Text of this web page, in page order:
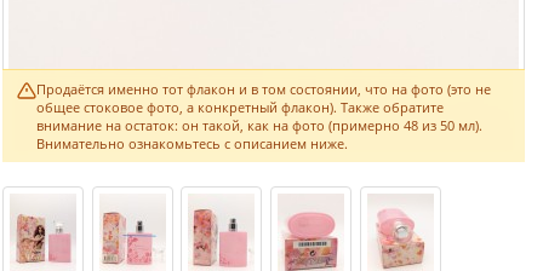
Продаётся именно тот флакон и в том состоянии, что на фото (это не
общее стоковое фото, а конкретный флакон). Также обратите
внимание на остаток: он такой, как на фото (примерно 48 из 50 мл).
Внимательно ознакомьтесь с описанием ниже.